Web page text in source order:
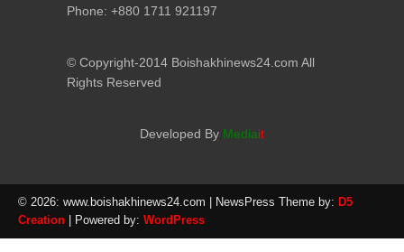
Phone: +880 1711 921197
© Copyright-2014 Boishakhinews24.com All
Rights Reserved
Developed By Mediait
© 2026: www.boishakhinews24.com | NewsPress Theme by: D5
Creation | Powered by: WordPress